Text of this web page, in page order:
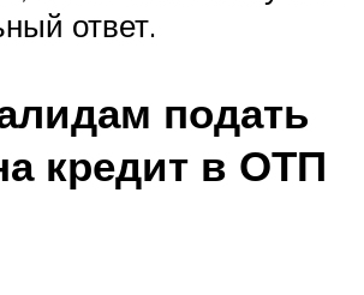
ответ.
подать
кредит в ОТП